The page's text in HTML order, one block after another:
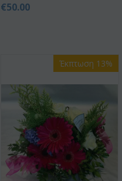
€50.00
Έκπτωση 13%